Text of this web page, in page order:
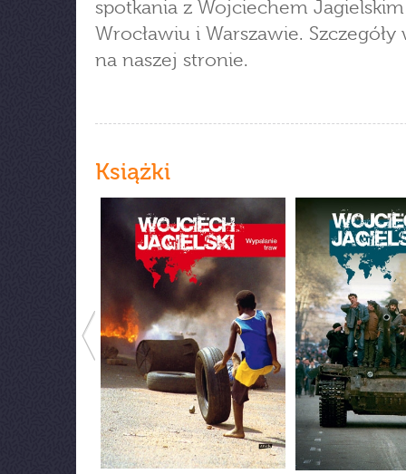
spotkania z Wojciechem
Wrocławiu i Warszawie.
na naszej stronie.
Książki